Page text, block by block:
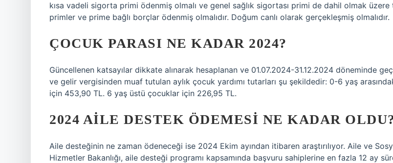
kısa vadeli sigorta primi ödenmiş olmalı ve genel sağlık sigortası primi de dahil olmak üzere
primler ve prime bağlı borçlar ödenmiş olmalıdır. Doğum canlı olarak gerçekleşmiş olmalıdır.
ÇOCUK PARASI NE KADAR 2024?
Güncellenen katsayılar dikkate alınarak hesaplanan ve 01.07.2024-31.12.2024 döneminde
ve gelir vergisinden muaf tutulan aylık çocuk yardımı tutarları şu şekildedir: 0-6 yaş
için 453,90 TL. 6 yaş üstü çocuklar için 226,95 TL.
2024 AILE DESTEK ÖDEMESI NE KADAR
Aile desteğinin ne zaman ödeneceği ise 2024 Ekim ayından itibaren araştırılıyor. Aile ve
Hizmetler Bakanlığı, aile desteği programı kapsamında başvuru sahiplerine en fazla 12 ay